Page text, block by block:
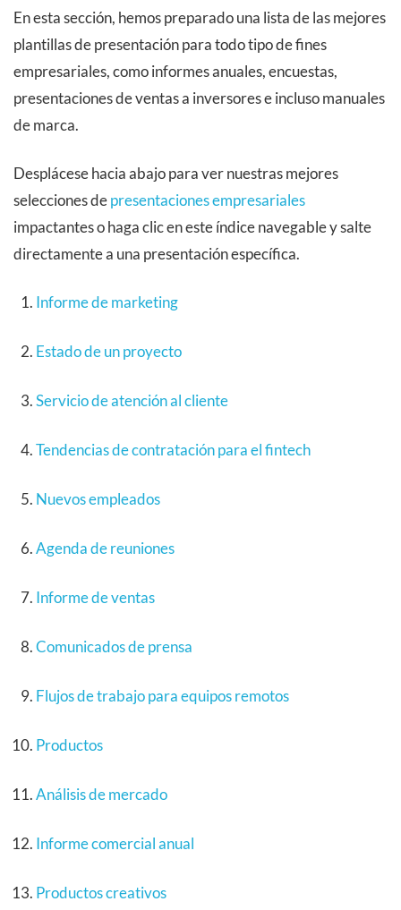
En esta sección, hemos preparado una lista de las mejores
plantillas de presentación para todo tipo de fines
empresariales, como informes anuales, encuestas,
presentaciones de ventas a inversores e incluso manuales
de marca.
Desplácese hacia abajo para ver nuestras mejores
selecciones depresentaciones empresariales
impactantes o haga clic en este índice navegable y salte
directamente a una presentación específica.
Informe de marketing
Estado de un proyecto
Servicio de atención al cliente
Tendencias de contratación para el fintech
Nuevos empleados
Agenda de reuniones
Informe de ventas
Comunicados de prensa
Flujos de trabajo para equipos remotos
Productos
Análisis de mercado
Informe comercial anual
Productos creativos